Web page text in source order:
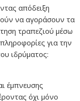
απόδειξη
νααγοράσουντα
τραπεζιούμέσω
πληροφορίεςγιατην
ιδρύματος:
έμπνευσης
όχιμόνο